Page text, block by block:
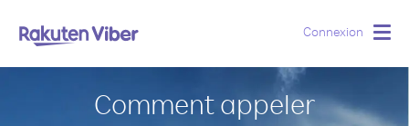
Connexion
Comment appeler